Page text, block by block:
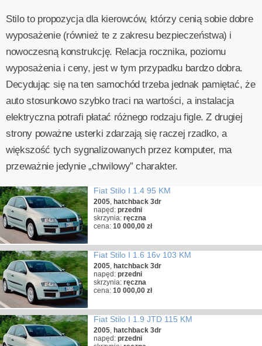
Stilo to propozycja dla kierowców, którzy cenią sobie dobre
wyposażenie (również te z zakresu bezpieczeństwa) i
nowoczesną konstrukcję. Relacja rocznika, poziomu
wyposażenia i ceny, jest w tym przypadku bardzo dobra.
Decydując się na ten samochód trzeba jednak pamiętać, że
auto stosunkowo szybko traci na wartości, a instalacja
elektryczna potrafi płatać różnego rodzaju figle. Z drugiej
strony poważne usterki zdarzają się raczej rzadko, a
większość tych sygnalizowanych przez komputer, ma
przeważnie jedynie „chwilowy” charakter.
Fiat Stilo I 1.4 95 KM
2005, hatchback 3dr
napęd: przedni
skrzynia: ręczna
cena: 10 000,00 zł
Fiat Stilo I 1.6 16v 103 KM
2005, hatchback 3dr
napęd: przedni
skrzynia: ręczna
cena: 10 000,00 zł
Fiat Stilo I 1.9 JTD 115 KM
2005, hatchback 3dr
napęd: przedni